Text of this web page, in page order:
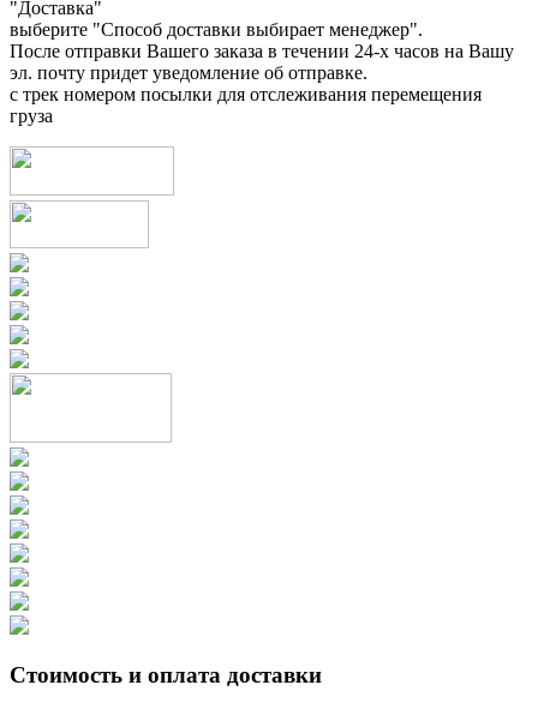
"Доставка"
выберите "Способ доставки выбирает менеджер".
После отправки Вашего заказа в течении 24-х часов на Вашу
эл. почту придет уведомление об отправке.
с трек номером посылки для отслеживания перемещения
груза
Стоимость и оплата доставки